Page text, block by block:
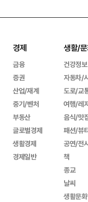
경제
금융
증권
산업/재계
중기/벤처
부동산
글로벌경제
생활경제
경제일반
생활/
건강정보
자동차/
도로/교
여행/레
음식/맛
패션/뷰
공연/전
책
종교
날씨
생활문